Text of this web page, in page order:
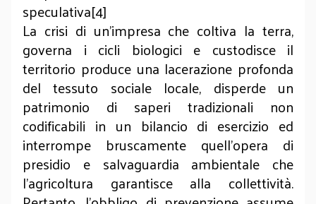
speculativa[4]
La crisi di un'impresa che coltiva la terra,
governa i cicli biologici e custodisce il
territorio produce una lacerazione profonda
del tessuto sociale locale, disperde un
patrimonio di saperi tradizionali non
codificabili in un bilancio di esercizio ed
interrompe bruscamente quell'opera di
presidio e salvaguardia ambientale che
l'agricoltura garantisce alla collettività.